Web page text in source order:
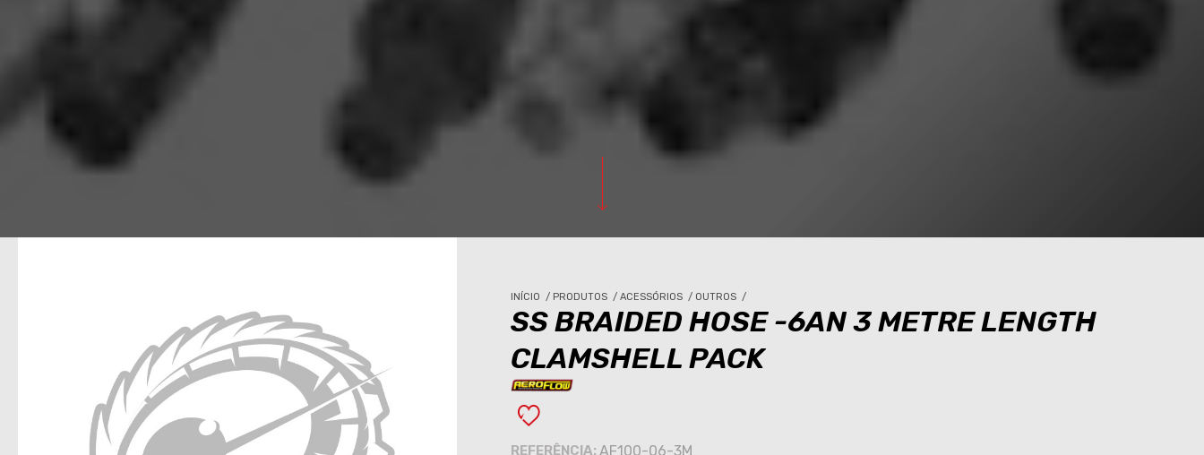
INÍCIO / PRODUTOS / ACESSÓRIOS / OUTROS /
SS BRAIDED HOSE -6AN 3 METRE LENGTH
CLAMSHELL PACK
REFERÊNCIA: AF100-06-3M